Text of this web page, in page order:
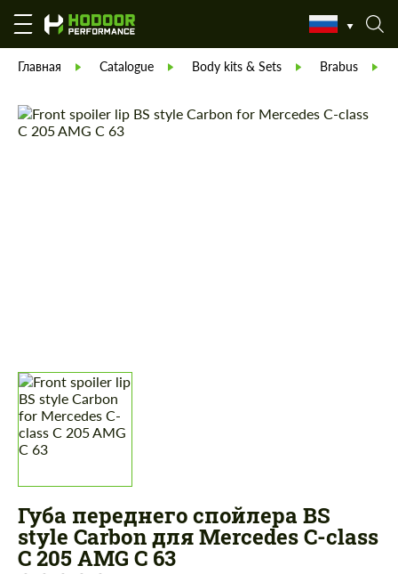
Главная Catalogue Body kits & Sets Brabus
Губа переднего спойлера BS
style Carbon для Mercedes C-class
C 205 AMG C 63